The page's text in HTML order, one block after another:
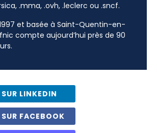
.mma, .ovh, .leclerc ou .sncf.
et basée à Saint-Quentin-en-
compte aujourd’hui près de 90
LINKEDIN
FACEBOOK